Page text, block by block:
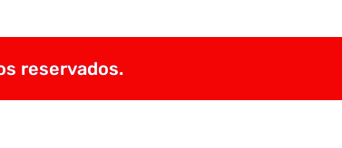
reservados.